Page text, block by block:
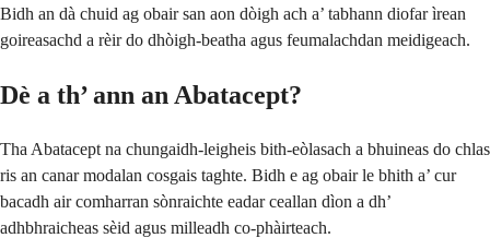
Bidh an dà chuid ag obair san aon dòigh ach a’ tabhann diofar ìrean
goireasachd a rèir do dhòigh-beatha agus feumalachdan meidigeach.
Dè a th’ ann an Abatacept?
Tha Abatacept na chungaidh-leigheis bith-eòlasach a bhuineas do chlas
ris an canar modalan cosgais taghte. Bidh e ag obair le bhith a’ cur
bacadh air comharran sònraichte eadar ceallan dìon a dh’
adhbhraicheas sèid agus milleadh co-phàirteach.